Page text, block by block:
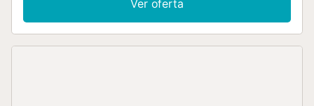
de las vistas a la montaña en la terraza cubierta. Por la
noche, busque un lugar en el jardín privado con vistas al
Ver oferta